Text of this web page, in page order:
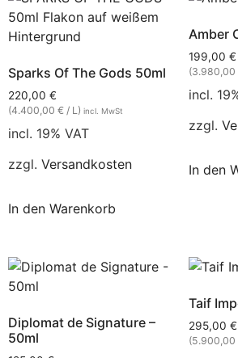
Sparks Of The Gods 50ml
220,00 €
(4.400,00 € / L) incl. MwSt
incl. 19% VAT
zzgl. Versandkosten
In den Warenkorb
Amber
199,00 €
(3.980,00
incl.
zzgl.
In den
Diplomat de Signature –
50ml
Taif
295,00 €
(5.900,00